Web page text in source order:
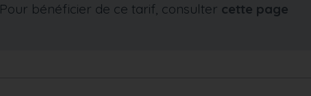
Pour bénéficier de ce tarif, consulter cette page